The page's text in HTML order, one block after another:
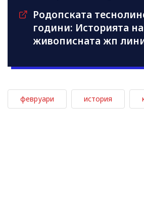
Родопската
години: Историята
живописната жп
февруари история